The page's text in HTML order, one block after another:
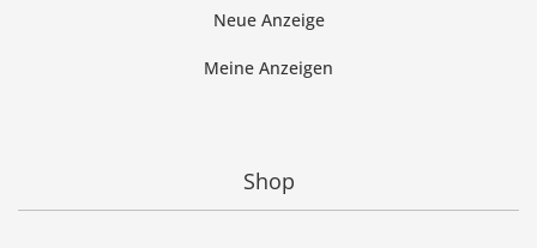
Neue Anzeige
Meine Anzeigen
Shop